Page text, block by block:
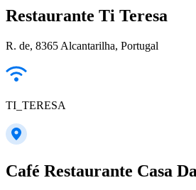
Restaurante Ti Teresa
R. de, 8365 Alcantarilha, Portugal
TI_TERESA
Café Restaurante Casa